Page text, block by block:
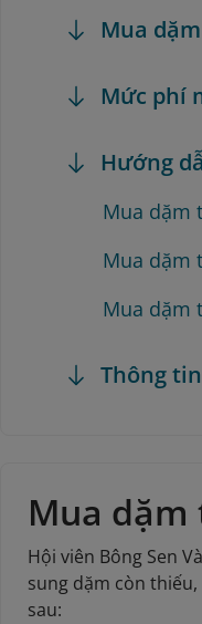
Mua
Mức phí
Hướng
Mua dặm
Mua dặm
Mua dặm
Thông
Mua
Hội viên Bông Sen
sung dặm còn
sau: